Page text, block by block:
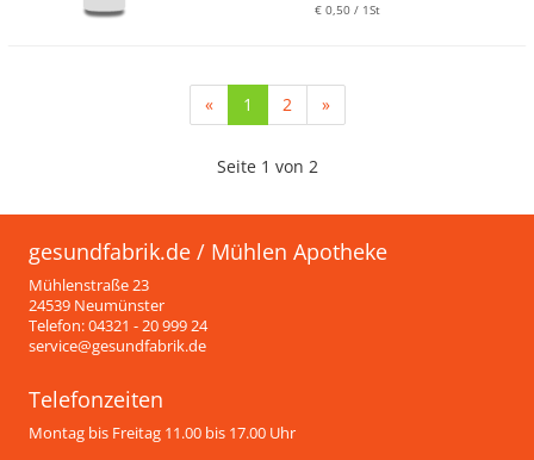
€ 0,50 / 1St
« 1 (current)
2 »
Seite 1 von 2
gesundfabrik.de / Mühlen Apotheke
Mühlenstraße 23
24539 Neumünster
Telefon: 04321 - 20 999 24
service@gesundfabrik.de
Telefonzeiten
Montag bis Freitag 11.00 bis 17.00 Uhr